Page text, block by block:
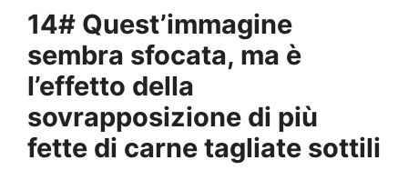
14# Quest’immagine
sembra sfocata, ma è
l’effetto della
sovrapposizione di più
fette di carne tagliate sottili